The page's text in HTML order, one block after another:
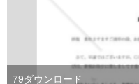
79ダウンロード